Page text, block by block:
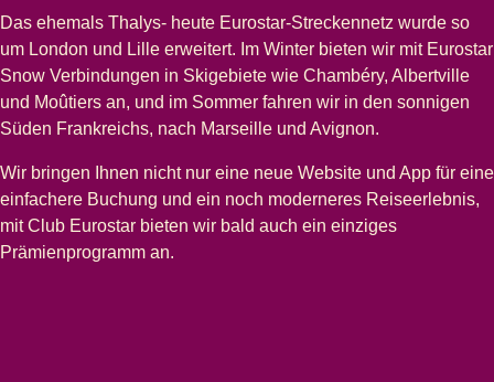
Das ehemals Thalys- heute Eurostar-Streckennetz wurde so
um London und Lille erweitert. Im Winter bieten wir mit Eurostar
Snow Verbindungen in Skigebiete wie Chambéry, Albertville
und Moûtiers an, und im Sommer fahren wir in den sonnigen
Süden Frankreichs, nach Marseille und Avignon.
Wir bringen Ihnen nicht nur eine neue Website und App für eine
einfachere Buchung und ein noch moderneres Reiseerlebnis,
mit Club Eurostar bieten wir bald auch ein einziges
Prämienprogramm an.